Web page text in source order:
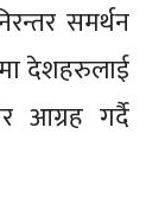
समर्थन
देशहरुलाई
आग्रह गर्दै